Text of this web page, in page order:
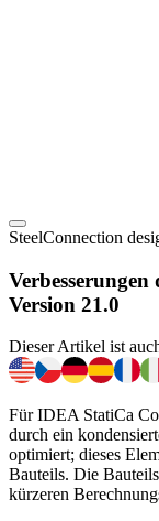
SteelConnection
Version 21.0
Dieser Artikel ist
Für IDEA StatiCa
durch ein
optimiert; dieses
Bauteils. Die
kürzeren